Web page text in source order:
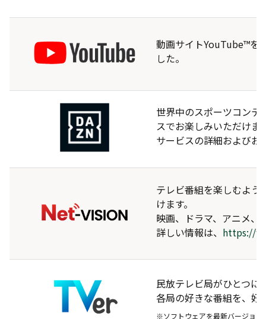
動画サイトYouTube™を
した。
世界中のスポーツコンテ
スでお楽しみいただけま
サービスの詳細およびお
テレビ番組を楽しむよう
けます。
映画、ドラマ、アニメ、
詳しい情報は、 https://
民放テレビ局がひとつに
各局の好きな番組を、好
※ソフトウェアを最新バージョン